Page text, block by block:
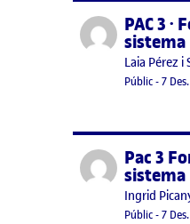
Publicat perPAC 3
sistema
Publicat per
Laia Pérez i
Visibilitat:
Públic-Data
7
Publicat perPac 3
sistema
Publicat per
Ingrid
Visibilitat:
Públic-Data
7